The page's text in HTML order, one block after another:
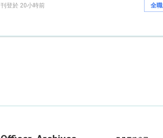
刊登於 20小時前 全職